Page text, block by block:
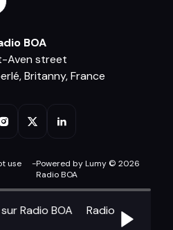
BOA
Aven street
Britanny, France
use
-Powered by Lumy © 2026
Radio BOA
Radio BOA
Radio France